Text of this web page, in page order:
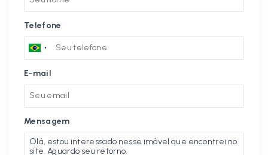
Telefone
E-mail
Mensagem